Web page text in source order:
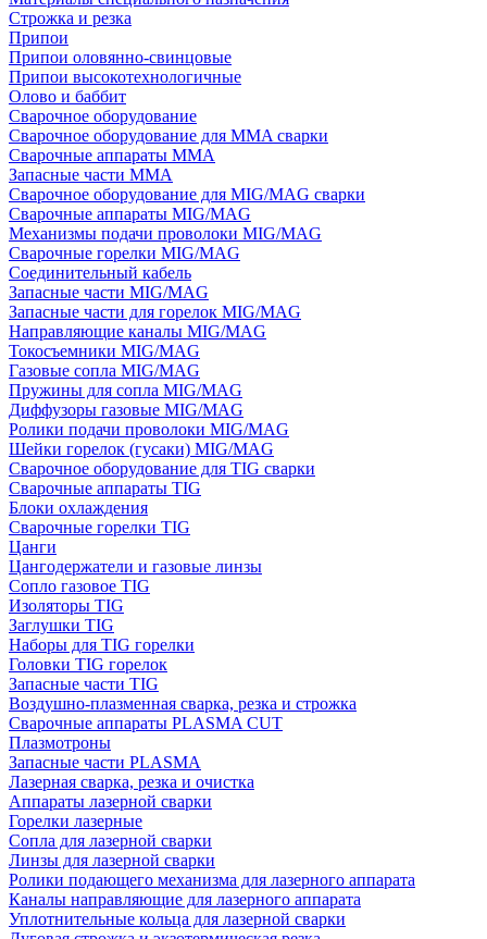
Строжка и резка
Припои
Припои оловянно-свинцовые
Припои высокотехнологичные
Олово и баббит
Сварочное оборудование
Сварочное оборудование для MMA сварки
Сварочные аппараты MMA
Запасные части MMA
Сварочное оборудование для MIG/MAG сварки
Сварочные аппараты MIG/MAG
Механизмы подачи проволоки MIG/MAG
Сварочные горелки MIG/MAG
Соединительный кабель
Запасные части MIG/MAG
Запасные части для горелок MIG/MAG
Направляющие каналы MIG/MAG
Токосъемники MIG/MAG
Газовые сопла MIG/MAG
Пружины для сопла MIG/MAG
Диффузоры газовые MIG/MAG
Ролики подачи проволоки MIG/MAG
Шейки горелок (гусаки) MIG/MAG
Сварочное оборудование для TIG сварки
Сварочные аппараты TIG
Блоки охлаждения
Сварочные горелки TIG
Цанги
Цангодержатели и газовые линзы
Сопло газовое TIG
Изоляторы TIG
Заглушки TIG
Наборы для TIG горелки
Головки TIG горелок
Запасные части TIG
Воздушно-плазменная сварка, резка и строжка
Сварочные аппараты PLASMA CUT
Плазмотроны
Запасные части PLASMA
Лазерная сварка, резка и очистка
Аппараты лазерной сварки
Горелки лазерные
Сопла для лазерной сварки
Линзы для лазерной сварки
Ролики подающего механизма для лазерного аппарата
Каналы направляющие для лазерного аппарата
Уплотнительные кольца для лазерной сварки